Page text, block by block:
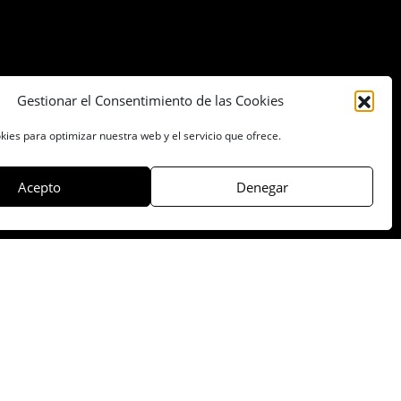
Gestionar el Consentimiento de las Cookies
para optimizar nuestra web y el servicio que ofrece.
Acepto Denegar
Pies de foto